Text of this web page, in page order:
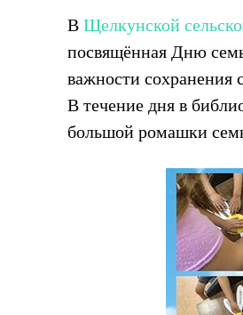
В Щелкунской
посвящённая Дню
важности сохранения
В течение дня в
большой ромашки